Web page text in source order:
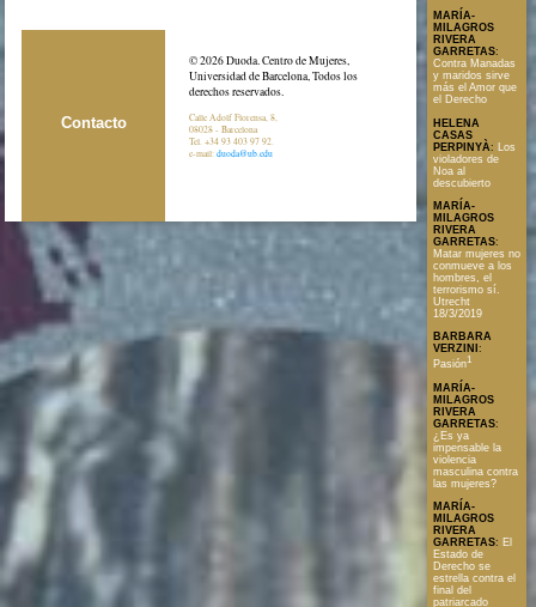
Contacto
© 2026 Duoda. Centro de Mujeres,
Universidad de Barcelona, Todos los
derechos reservados.
Calle Adolf Florensa, 8,
08028 - Barcelona
Tel. +34 93 403 97 92.
e-mail:duoda@ub.edu
MARÍA-
MILAGROS
RIVERA
GARRETAS:
Contra Manadas
y maridos sirve
más el Amor que
el Derecho
HELENA
CASAS
PERPINYÀ:
Los
violadores de
Noa al
descubierto
MARÍA-
MILAGROS
RIVERA
GARRETAS:
Matar mujeres no
conmueve a los
hombres, el
terrorismo sí.
Utrecht
18/3/2019
BARBARA
VERZINI :
Pasión1
MARÍA-
MILAGROS
RIVERA
GARRETAS:
¿Es ya
impensable la
violencia
masculina contra
las mujeres?
MARÍA-
MILAGROS
RIVERA
GARRETAS: El
Estado de
Derecho se
estrella contra el
final del
patriarcado